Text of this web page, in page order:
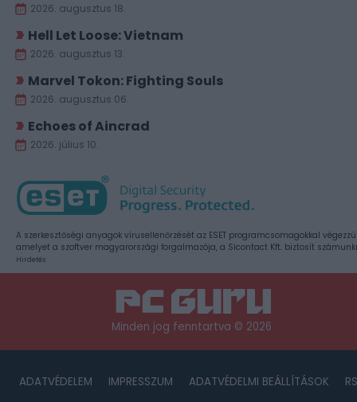
2026. augusztus 18.
Hell Let Loose: Vietnam
2026. augusztus 13.
Marvel Tokon: Fighting Souls
2026. augusztus 06.
Echoes of Aincrad
2026. július 10.
A szerkesztőségi anyagok vírusellenőrzését az ESET programcsomagokkal
amelyet a szoftver magyarországi forgalmazója, a Sicontact Kft. biztosít
Hirdetés
Minden jog fenntartva © 2026
ADATVÉDELEM IMPRESSZUM ADATVÉDELMI BEÁLLÍTÁSOK